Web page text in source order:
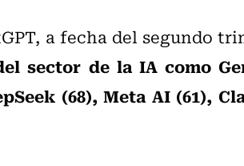
a fecha del segundo
sector de la IA como
(68), Meta AI (61),